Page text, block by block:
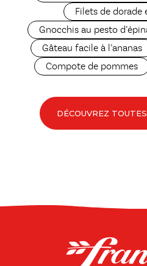
Filets de dorade
Gnocchis au pesto
Gâteau facile à l’ananas
Compote de pommes
DÉCOUVREZ